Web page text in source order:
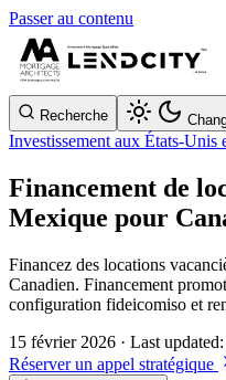
Passer au contenu
Recherche
Investissement aux États-Unis
Financement de
Mexique pour
Financez des locations
Canadien. Financement
configuration fideicomiso et
15 février 2026 · Last updated:
Réserver un appel stratégique